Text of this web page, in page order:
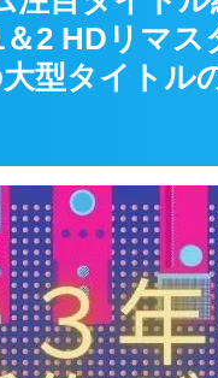
2 HDリマ
型タイトル